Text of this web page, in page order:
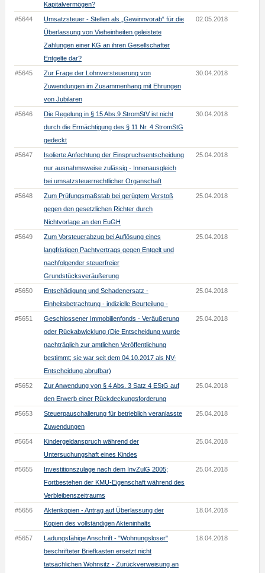
Kapitalvermögen?
#5644
Umsatzsteuer - Stellen als „Gewinnvorab“ für die
Überlassung von Vieheinheiten geleistete
Zahlungen einer KG an ihren Gesellschafter
Entgelte dar?
02.05.2018
#5645
Zur Frage der Lohnversteuerung von
Zuwendungen im Zusammenhang mit Ehrungen
von Jubilaren
30.04.2018
#5646
Die Regelung in § 15 Abs.9 StromStV ist nicht
durch die Ermächtigung des § 11 Nr. 4 StromStG
gedeckt
30.04.2018
#5647
Isolierte Anfechtung der Einspruchsentscheidung
nur ausnahmsweise zulässig - Innenausgleich
bei umsatzsteuerrechtlicher Organschaft
25.04.2018
#5648
Zum Prüfungsmaßstab bei gerügtem Verstoß
gegen den gesetzlichen Richter durch
Nichtvorlage an den EuGH
25.04.2018
#5649
Zum Vorsteuerabzug bei Auflösung eines
langfristigen Pachtvertrags gegen Entgelt und
nachfolgender steuerfreier
Grundstücksveräußerung
25.04.2018
#5650
Entschädigung und Schadenersatz -
Einheitsbetrachtung - indizielle Beurteilung -
25.04.2018
#5651
Geschlossener Immobilienfonds - Veräußerung
oder Rückabwicklung (Die Entscheidung wurde
nachträglich zur amtlichen Veröffentlichung
bestimmt; sie war seit dem 04.10.2017 als NV-
Entscheidung abrufbar)
25.04.2018
#5652
Zur Anwendung von § 4 Abs. 3 Satz 4 EStG auf
den Erwerb einer Rückdeckungsforderung
25.04.2018
#5653
Steuerpauschalierung für betrieblich veranlasste
Zuwendungen
25.04.2018
#5654
Kindergeldanspruch während der
Untersuchungshaft eines Kindes
25.04.2018
#5655
Investitionszulage nach dem InvZulG 2005;
Fortbestehen der KMU-Eigenschaft während des
Verbleibenszeitraums
25.04.2018
#5656
Aktenkopien - Antrag auf Überlassung der
Kopien des vollständigen Akteninhalts
18.04.2018
#5657
Ladungsfähige Anschrift - "Wohnungsloser"
beschrifteter Briefkasten ersetzt nicht
tatsächlichen Wohnsitz - Zurückverweisung an
18.04.2018